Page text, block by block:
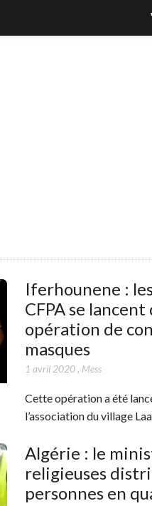
Iferhounene :
CFPA se lancent
opération de
masques
1 avril 2020, Mess
Cette opération a été
l’association du village
Algérie : le
religieuses
personnes en